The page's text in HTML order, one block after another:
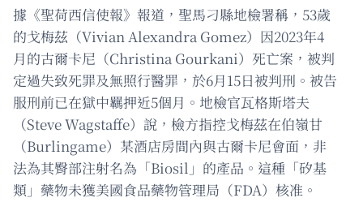
據《聖荷西信使報》報道，聖馬刁縣地檢署稱，53歲
的戈梅茲（Vivian Alexandra Gomez）因2023年4
月的古爾卡尼（Christina Gourkani）死亡案，被判
定過失致死罪及無照行醫罪，於6月15日被判刑。被告
服刑前已在獄中羈押近5個月。地檢官瓦格斯塔夫
（Steve Wagstaffe）說，檢方指控戈梅茲在伯嶺甘
（Burlingame）某酒店房間內與古爾卡尼會面，非
法為其臀部注射名為「Biosil」的產品。這種「矽基
類」藥物未獲美國食品藥物管理局（FDA）核准。